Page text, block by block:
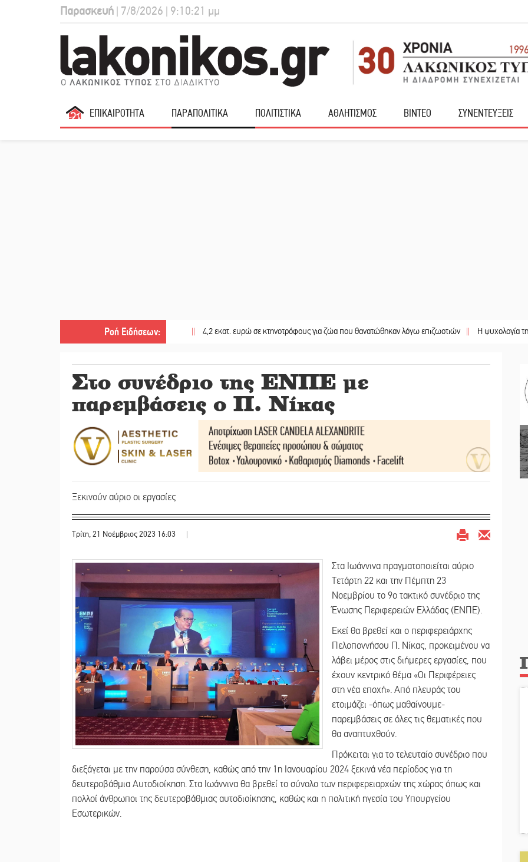
Παρασκευή | 7/8/2026 | 9:10:22 μμ
ΕΠΙΚΑΙΡΟΤΗΤΑ ΠΑΡΑΠΟΛΙΤΙΚΑ ΠΟΛΙΤΙΣΤΙΚΑ ΑΘΛΗΤΙΣΜΟΣ ΒΙΝΤΕΟ ΣΥΝΕΝΤΕΥΞΕΙΣ
Ροή Ειδήσεων:
|| 4,2 εκατ. ευρώ σε κτηνοτρόφους για ζώα που θανατώθηκαν λόγω επιζωοτιών || Η ψυχολογία της
Στο συνέδριο της ΕΝΠΕ με
παρεμβάσεις ο Π. Νίκας
Ξεκινούν αύριο οι εργασίες
Τρίτη, 21 Νοέμβριος 2023 16:03 |
Στα Ιωάννινα πραγματοποιείται αύριο
Τετάρτη 22 και την Πέμπτη 23
Νοεμβρίου το 9ο τακτικό συνέδριο της
Ένωσης Περιφερειών Ελλάδας (ΕΝΠΕ).
Εκεί θα βρεθεί και ο περιφερειάρχης
Πελοποννήσου Π. Νίκας, προκειμένου να
λάβει μέρος στις διήμερες εργασίες, που
έχουν κεντρικό θέμα «Οι Περιφέρειες
στη νέα εποχή». Από πλευράς του
ετοιμάζει -όπως μαθαίνουμε-
παρεμβάσεις σε όλες τις θεματικές που
θα αναπτυχθούν.
Πρόκειται για το τελευταίο συνέδριο που
διεξάγεται με την παρούσα σύνθεση, καθώς από την 1η Ιανουαρίου 2024 ξεκινά νέα περίοδος για τη
δευτεροβάθμια Αυτοδιοίκηση. Στα Ιωάννινα θα βρεθεί το σύνολο των περιφερειαρχών της χώρας όπως και
πολλοί άνθρωποι της δευτεροβάθμιας αυτοδιοίκησης, καθώς και η πολιτική ηγεσία του Υπουργείου
Εσωτερικών.